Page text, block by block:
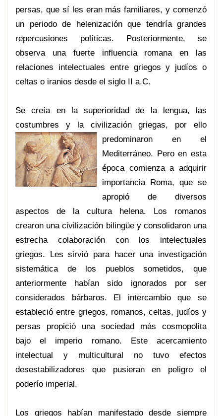
persas, que sí les eran más familiares, y comenzó
un periodo de helenización que tendría grandes
repercusiones políticas. Posteriormente, se
observa una fuerte influencia romana en las
relaciones intelectuales entre griegos y judíos o
celtas o iranios desde el siglo II a.C.
Se creía en la superioridad de la lengua, las
costumbres y la civilización griegas, por ello
predominaron en el
Mediterráneo. Pero en esta
época comienza a adquirir
importancia Roma, que se
apropió de diversos
aspectos de la cultura helena. Los romanos
crearon una civilización bilingüe y consolidaron una
estrecha colaboración con los intelectuales
griegos. Les sirvió para hacer una investigación
sistemática de los pueblos sometidos, que
anteriormente habían sido ignorados por ser
considerados bárbaros. El intercambio que se
estableció entre griegos, romanos, celtas, judíos y
persas propició una sociedad más cosmopolita
bajo el imperio romano. Este acercamiento
intelectual y multicultural no tuvo efectos
desestabilizadores que pusieran en peligro el
poderío imperial.
Los griegos habían manifestado desde siempre